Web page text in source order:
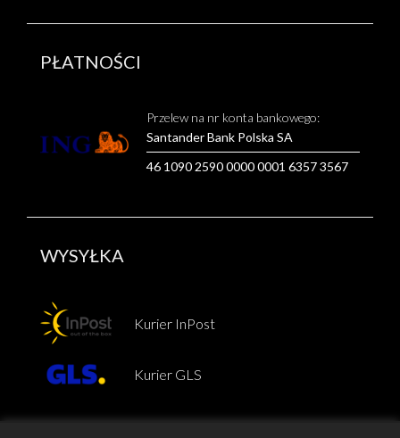
PŁATNOŚCI
Przelew na nr konta bankowego:
Santander Bank Polska SA
46 1090 2590 0000 0001 6357 3567
WYSYŁKA
Kurier InPost
Kurier GLS